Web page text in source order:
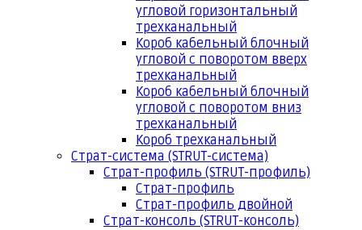
угловой горизонтальный
трехканальный
Короб кабельный блочный
угловой с поворотом вверх
трехканальный
Короб кабельный блочный
угловой с поворотом вниз
трехканальный
Короб трехканальный
Страт-система (STRUT-система)
Страт-профиль (STRUT-профиль)
Страт-профиль
Страт-профиль двойной
Страт-консоль (STRUT-консоль)